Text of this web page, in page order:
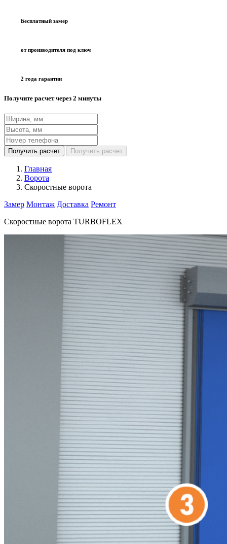
Бесплатный замер
от производителя под ключ
2 года гарантии
Получите расчет через 2 минуты
Получить расчет Получить расчет
Главная
Ворота
Скоростные ворота
Замер Монтаж Доставка Ремонт
Скоростные ворота TURBOFLEX